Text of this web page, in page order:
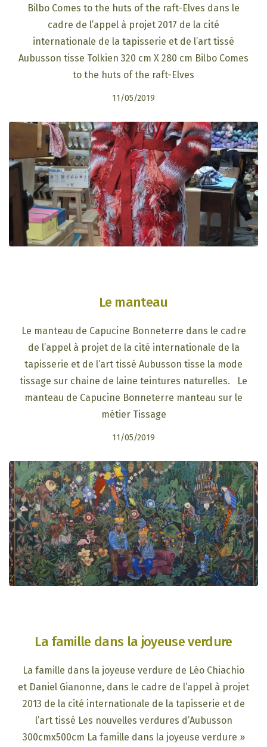
Bilbo Comes to the huts of the raft-Elves dans le
cadre de l’appel à projet 2017 de la cité
internationale de la tapisserie et de l’art tissé
Aubusson tisse Tolkien 320 cm X 280 cm Bilbo Comes
to the huts of the raft-Elves
11/05/2019
Le manteau
Le manteau de Capucine Bonneterre dans le cadre
de l’appel à projet de la cité internationale de la
tapisserie et de l’art tissé Aubusson tisse la mode
tissage sur chaine de laine teintures naturelles. Le
manteau de Capucine Bonneterre manteau sur le
métier Tissage
11/05/2019
La famille dans la joyeuse verdure
La famille dans la joyeuse verdure de Léo Chiachio
et Daniel Gianonne, dans le cadre de l’appel à projet
2013 de la cité internationale de la tapisserie et de
l’art tissé Les nouvelles verdures d’Aubusson
300cmx500cm La famille dans la joyeuse verdure »